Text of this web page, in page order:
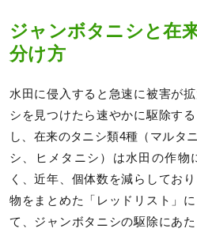
ジャンボタニシと在
分け方
水田に侵入すると急速に被害が
シを見つけたら速やかに駆除す
し、在来のタニシ類4種（マルタ
シ、ヒメタニシ）は水田の作物
く、近年、個体数を減らしてお
物をまとめた「レッドリスト」
て、ジャンボタニシの駆除にあ